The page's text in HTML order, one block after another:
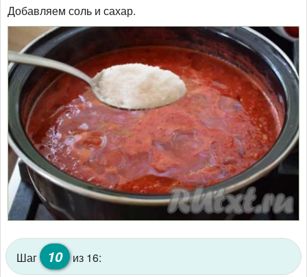
Добавляем соль и сахар.
Шаг 10 из 16: